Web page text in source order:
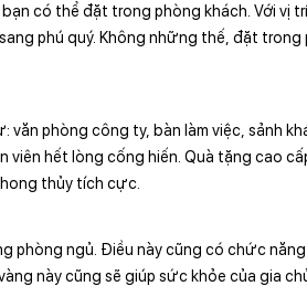
có thể đặt trong phòng khách. Với vị
phú quý. Không những thế, đặt trong
phòng công ty, bàn làm việc, sảnh
viên hết lòng cống hiến. Quà tặng cao
thủy tích cực.
phòng ngủ. Điều này cũng có chức
này cũng sẽ giúp sức khỏe của gia